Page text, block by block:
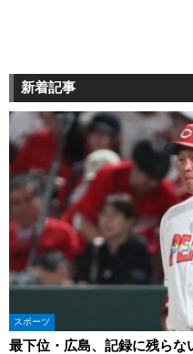
新着記事
スポーツ
最下位・広島、記録に残ら